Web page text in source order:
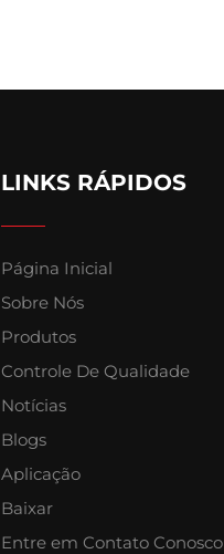
LINKS RÁPIDOS
Página Inicial
Sobre Nós
Produtos
Controle De Qualidade
Notícias
Blogs
Aplicação
Baixar
Entre em Contato Conosco